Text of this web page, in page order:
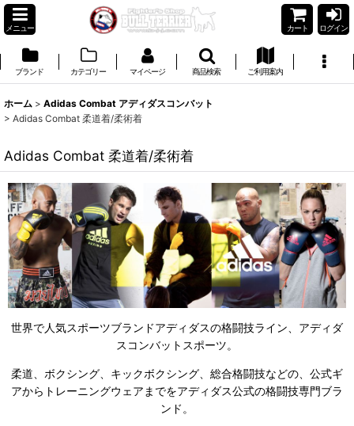
メニュー カート ログイン
ブランド カテゴリー マイページ 商品検索 ご利用案内
ホーム > Adidas Combat アディダスコンバット
> Adidas Combat 柔道着/柔術着
Adidas Combat 柔道着/柔術着
世界で人気スポーツブランドアディダスの格闘技ライン、アディダ
スコンバットスポーツ。
柔道、ボクシング、キックボクシング、総合格闘技などの、公式ギ
アからトレーニングウェアまでをアディダス公式の格闘技専門ブラ
ンド。